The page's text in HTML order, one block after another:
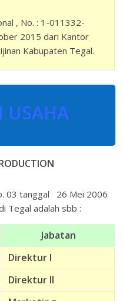
, No. : 1-011332-
2015 dari Kantor
Kabupaten Tegal.
USAHA
03 tanggal 26 Mei 2006
Tegal adalah sbb :
Jabatan
Direktur I
Direktur II